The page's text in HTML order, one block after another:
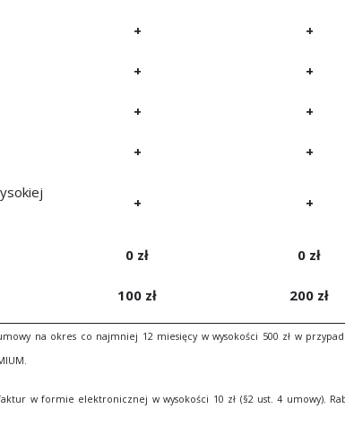
+ +
+ +
+ +
+ +
+ +
0 zł 0 zł
100 zł 200 zł
na okres co najmniej 12 miesięcy w wysokości 500 zł w
w formie elektronicznej w wysokości 10 zł (§2 ust. 4 umowy).